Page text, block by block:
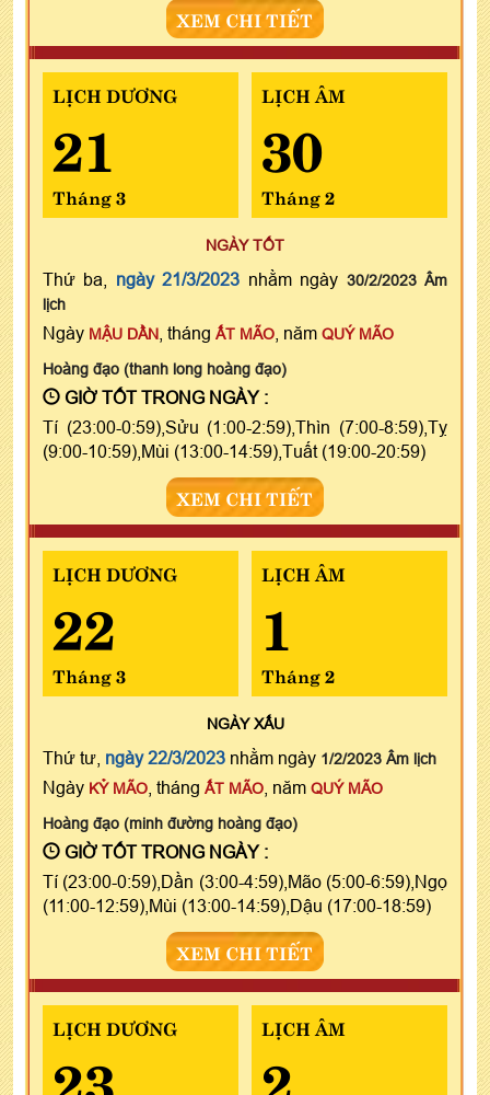
XEM CHI TIẾT
LỊCH DƯƠNG
21
Tháng 3
LỊCH ÂM
30
Tháng 2
NGÀY TỐT
Thứ ba, ngày 21/3/2023 nhằm ngày 30/2/2023 Âm
lịch
Ngày MẬU DẦN , tháng ẤT MÃO , năm QUÝ MÃO
Hoàng đạo (thanh long hoàng đạo)
GIỜ TỐT TRONG NGÀY :
Tí (23:00-0:59),Sửu (1:00-2:59),Thìn (7:00-8:59),Tỵ
(9:00-10:59),Mùi (13:00-14:59),Tuất (19:00-20:59)
XEM CHI TIẾT
LỊCH DƯƠNG
22
Tháng 3
LỊCH ÂM
1
Tháng 2
NGÀYXẤU
Thứ tư, ngày 22/3/2023 nhằm ngày 1/2/2023 Âm lịch
Ngày KỶ MÃO , tháng ẤT MÃO , năm QUÝ MÃO
Hoàng đạo (minh đường hoàng đạo)
GIỜ TỐT TRONG NGÀY :
Tí (23:00-0:59),Dần (3:00-4:59),Mão (5:00-6:59),Ngọ
(11:00-12:59),Mùi (13:00-14:59),Dậu (17:00-18:59)
XEM CHI TIẾT
LỊCH DƯƠNG
23
LỊCH ÂM
2